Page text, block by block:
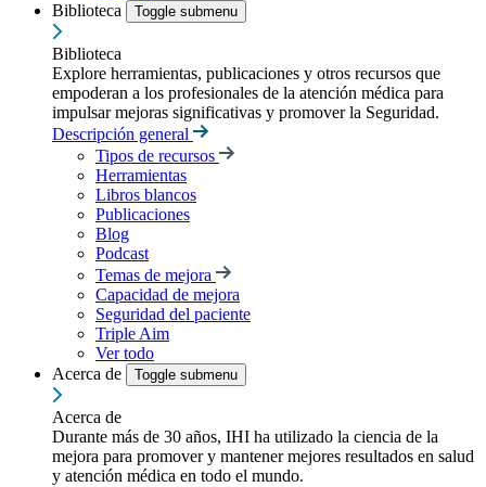
Biblioteca
Toggle submenu
Biblioteca
Explore herramientas, publicaciones y otros recursos que
empoderan a los profesionales de la atención médica para
impulsar mejoras significativas y promover la Seguridad.
Descripción general
Tipos de recursos
Herramientas
Libros blancos
Publicaciones
Blog
Podcast
Temas de mejora
Capacidad de mejora
Seguridad del paciente
Triple Aim
Ver todo
Acerca de
Toggle submenu
Acerca de
Durante más de 30 años, IHI ha utilizado la ciencia de la
mejora para promover y mantener mejores resultados en salud
y atención médica en todo el mundo.